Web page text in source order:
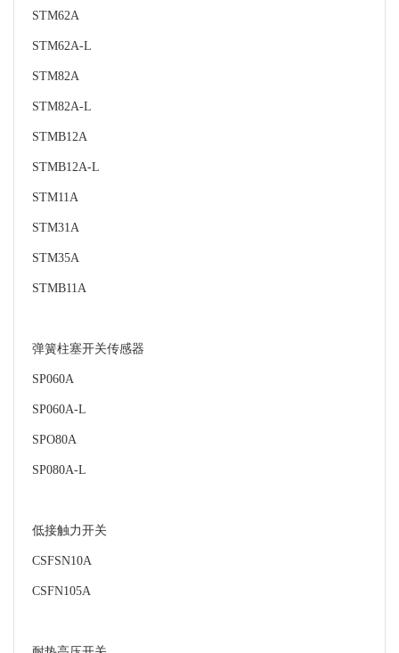
STM62A
STM62A-L
STM82A
STM82A-L
STMB12A
STMB12A-L
STM11A
STM31A
STM35A
STMB11A
弹簧柱塞开关传感器
SP060A
SP060A-L
SPO80A
SP080A-L
低接触力开关
CSFSN10A
CSFN105A